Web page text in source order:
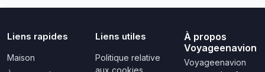
Liens rapides
Maison
Liens utiles
Politique relative
aux cookies
À propos
Voyageenavion
Voyageenavion